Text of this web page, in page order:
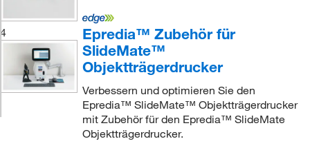
4
Epredia™ Zubehör für
SlideMate™
Objektträgerdrucker
Verbessern und optimieren Sie den
Epredia™ SlideMate™ Objektträgerdrucker
mit Zubehör für den Epredia™ SlideMate
Objektträgerdrucker.